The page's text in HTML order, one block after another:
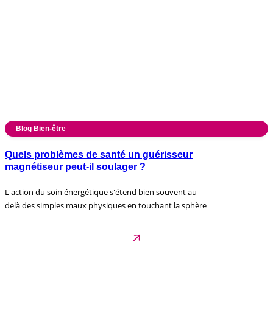
Blog Bien-être
Quels problèmes de santé un guérisseur
magnétiseur peut-il soulager ?
L'action du soin énergétique s'étend bien souvent au-
delà des simples maux physiques en touchant la sphère